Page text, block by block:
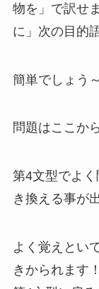
物を」で訳せ
に」次の目的
簡単でしょう～
問題はここか
第4文型でよ
き換える事が
よく覚えとい
きかられます